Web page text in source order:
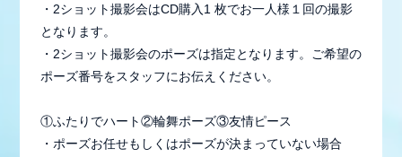
GALLERY
生配信
・2ショット撮影会はCD購入1 枚でお一人様１回の撮影
となります。
・2ショット撮影会のポーズは指定となります。ご希望の
ポーズ番号をスタッフにお伝えください。
①ふたりでハート②輪舞ポーズ③友情ピース
・ポーズお任せもしくはポーズが決まっていない場合